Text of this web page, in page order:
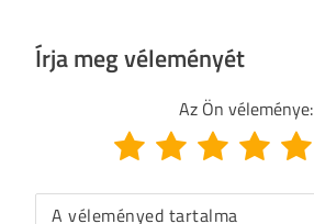
Írja meg véleményét
Az Ön véleménye:
A véleményed tartalma